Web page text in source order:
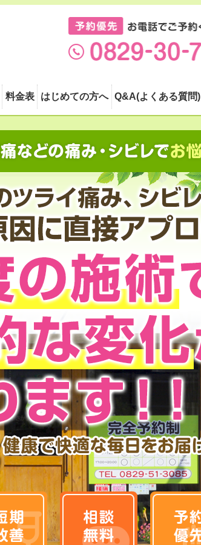
料金表 はじめての方へ Q&A(よくある質問)